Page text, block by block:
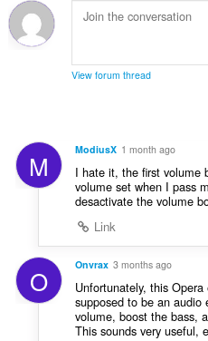
テ
ィ
に
す。
This
unlimited
amount
of
client-
View forum thread
M ModiusX 1 month ago
I hate it, the first volume
volume set when I pass
desactivate the volume
Link
O Onvrax 3 months ago
Unfortunately, this
supposed to be an audio
volume, boost the bass,
This sounds very useful,